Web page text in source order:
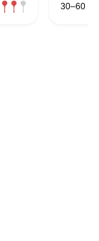
30–60